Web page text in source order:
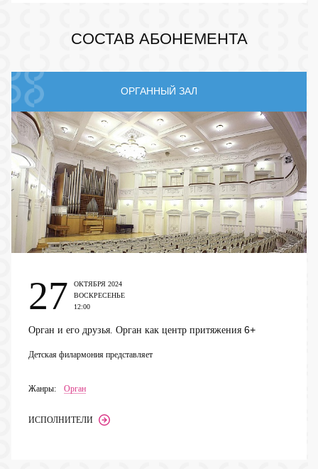
СОСТАВ АБОНЕМЕНТА
ОРГАННЫЙ ЗАЛ
27
ОКТЯБРЯ 2024
ВОСКРЕСЕНЬЕ
12:00
Орган и его друзья. Орган как центр притяжения 6+
Детская филармония представляет
Жанры: Орган
ИСПОЛНИТЕЛИ